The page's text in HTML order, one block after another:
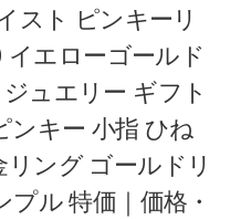
スト ピンキーリ
イエローゴールド
ュエリー ギフト
ンキー 小指 ひね
ング ゴールドリ
ル 特価｜価格・